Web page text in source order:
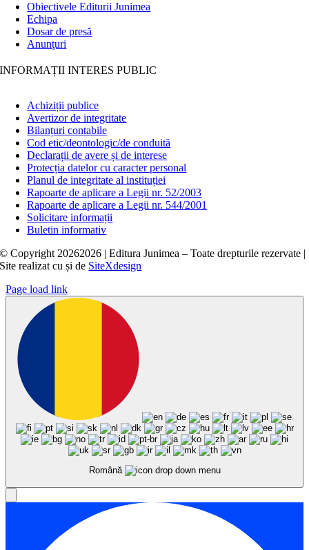
Obiectivele Editurii Junimea
Echipa
Dosar de presă
Anunţuri
INFORMAȚII INTERES PUBLIC
Achiziții publice
Avertizor de integritate
Bilanțuri contabile
Cod etic/deontologic/de conduită
Declarații de avere și de interese
Protecția datelor cu caracter personal
Planul de integritate al instituției
Rapoarte de aplicare a Legii nr. 52/2003
Rapoarte de aplicare a Legii nr. 544/2001
Solicitare informații
Buletin informativ
© Copyright 20262026 | Editura Junimea – Toate drepturile rezervate |
Site realizat cușide SiteXdesign
Page load link
Română